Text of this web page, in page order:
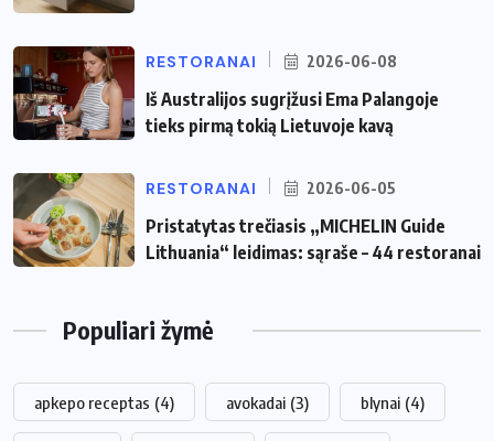
RESTORANAI 2026-06-08
Iš Australijos sugrįžusi Ema Palangoje
tieks pirmą tokią Lietuvoje kavą
RESTORANAI 2026-06-05
Pristatytas trečiasis „MICHELIN Guide
Lithuania“ leidimas: sąraše – 44 restoranai
Populiari žymė
apkepo receptas (4) avokadai (3) blynai (4)